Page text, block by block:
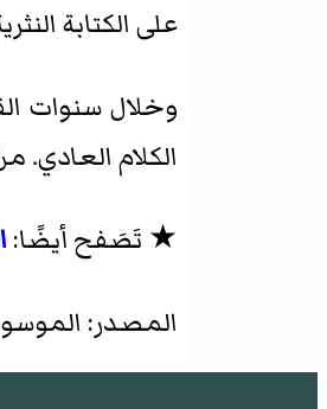
على الكتابة
وخلال سنوات
الكلام العادي.
★ تَصَفح أيضًا:
المصدر: